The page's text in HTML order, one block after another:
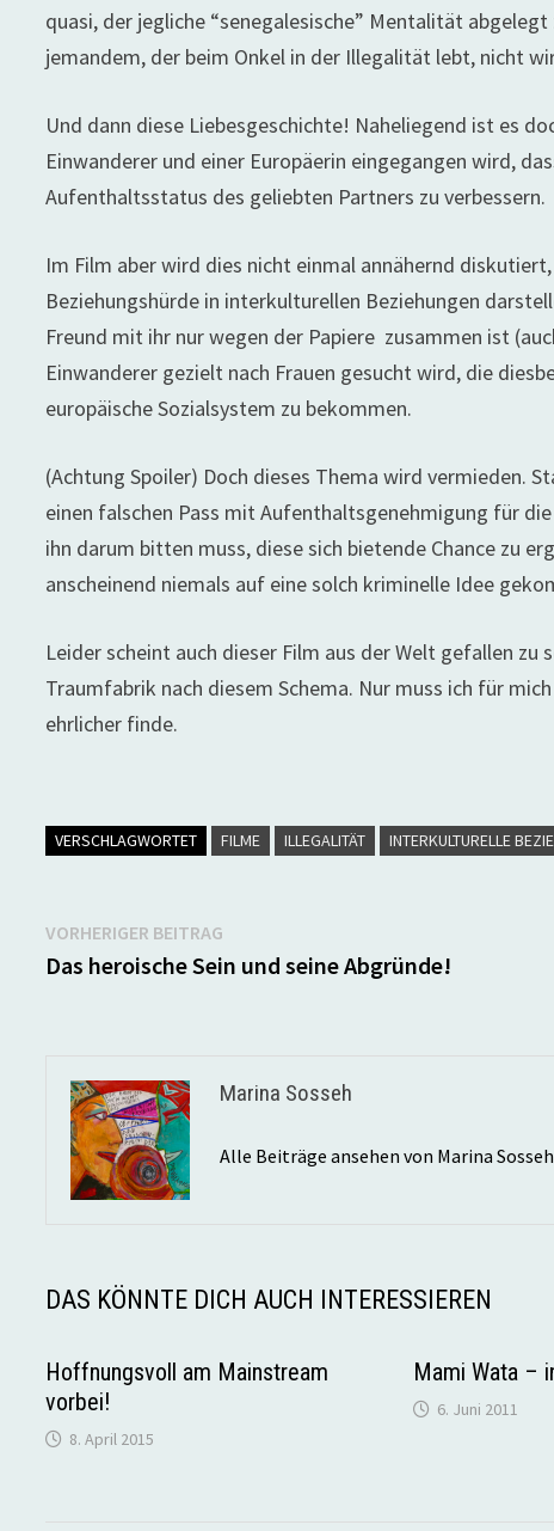
quasi, der jegliche “senegalesische” Mentalität
jemandem, der beim Onkel in der Illegalität lebt, nicht
Und dann diese Liebesgeschichte! Naheliegend ist es
Einwanderer und einer Europäerin eingegangen wird,
Aufenthaltsstatus des geliebten Partners zu verbessern.
Im Film aber wird dies nicht einmal annähernd
Beziehungshürde in interkulturellen Beziehungen
Freund mit ihr nur wegen der Papiere zusammen ist
Einwanderer gezielt nach Frauen gesucht wird, die
europäische Sozialsystem zu bekommen.
(Achtung Spoiler) Doch dieses Thema wird vermieden.
einen falschen Pass mit Aufenthaltsgenehmigung für
ihn darum bitten muss, diese sich bietende Chance zu
anscheinend niemals auf eine solch kriminelle Idee
Leider scheint auch dieser Film aus der Welt gefallen
Traumfabrik nach diesem Schema. Nur muss ich für
ehrlicher finde.
VERSCHLAGWORTET FILME ILLEGALITÄT INTERKULTURELLE
Beitragsnavigation
VORHERIGER BEITRAG
Beitrag:
Das heroische Sein und seine Abgründe!
Marina Sosseh
Alle Beiträge ansehen von Marina
DAS KÖNNTE DICH AUCH INTERESSIEREN
Hoffnungsvoll am Mainstream
vorbei!
8. April 2015
Mami Wata –
6. Juni 2011